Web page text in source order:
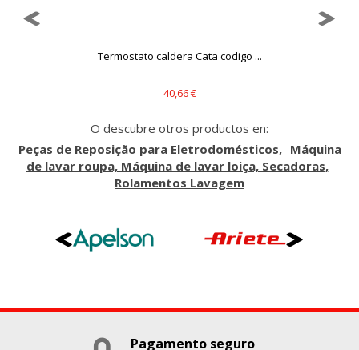
Termostato caldera Cata codigo ...
40,66 €
O descubre otros productos en:
Peças de Reposição para Eletrodomésticos
Máquina
de lavar roupa, Máquina de lavar loiça, Secadoras
Rolamentos Lavagem
Pagamento seguro
"Configuración de cookies" al pie de la página. También puedes
consultar nuestra